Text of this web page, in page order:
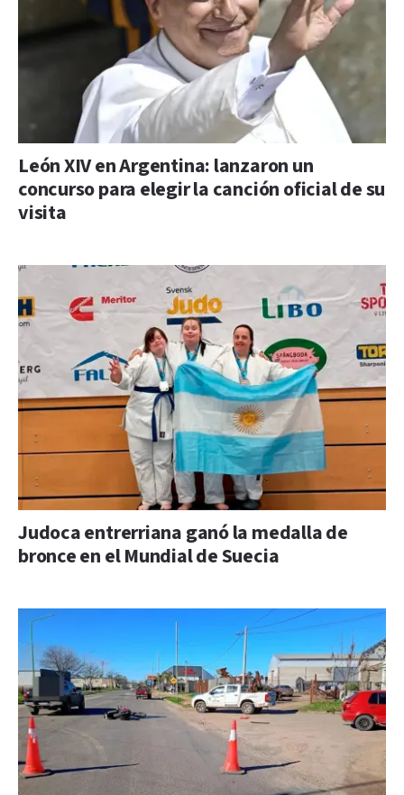
León XIV en Argentina: lanzaron un
concurso para elegir la canción oficial de su
visita
Judoca entrerriana ganó la medalla de
bronce en el Mundial de Suecia